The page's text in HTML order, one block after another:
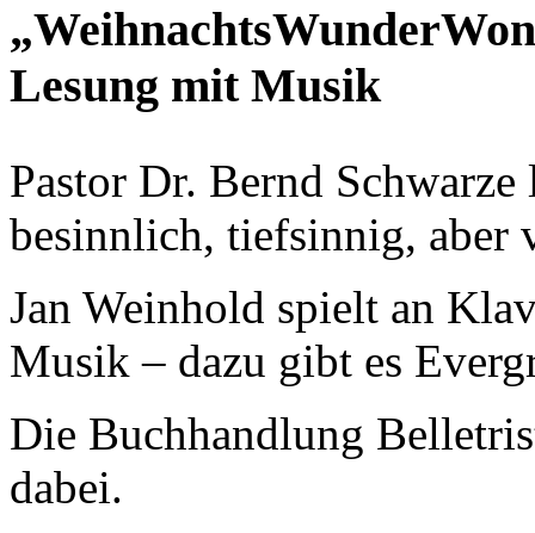
Lesung mit Musik
Pastor Dr. Bernd
besinnlich, tiefsinnig, aber
Jan Weinhold spielt an
Musik – dazu gibt es
Die Buchhandlung
dabei.